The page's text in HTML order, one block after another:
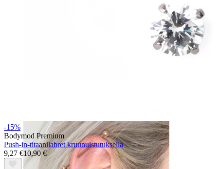
-15%
Bodymod Premium
Push-in-titaanilabret kruunuistutuksella
9,27 €10,90 €